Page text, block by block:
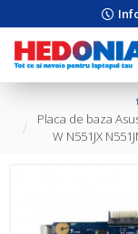
Placa de baza
W N551JX